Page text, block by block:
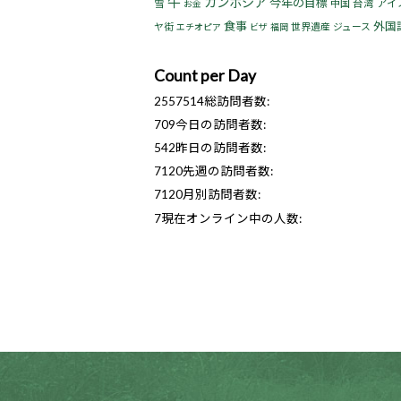
雪 お金 中国 台湾 アイ
ヤ街 エチオピア 食事 ビザ 福岡 世界遺産 ジュース 外国
Count per Day
2557514総訪問者数:
709今日の訪問者数:
542昨日の訪問者数:
7120先週の訪問者数:
7120月別訪問者数:
7現在オンライン中の人数: